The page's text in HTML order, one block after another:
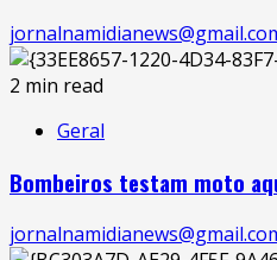
2 min read
Geral
Bombeiros testam moto